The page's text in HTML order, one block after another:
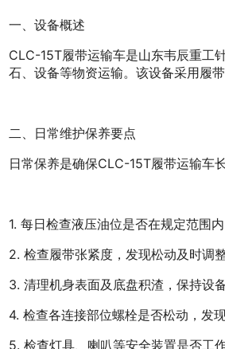
一、设备概述
CLC-15T履带运输车是山东韦辰重工
石、设备等物资运输。该设备采用履
二、日常维护保养要点
日常保养是确保CLC-15T履带运输车
1. 每日检查液压油位是否在规定范围
2. 检查履带张紧度，发现松动及时调
3. 清理机身表面及底盘积渣，保持设
4. 检查各连接部位螺栓是否松动，发
5. 检查灯具、喇叭等安全装置是否工